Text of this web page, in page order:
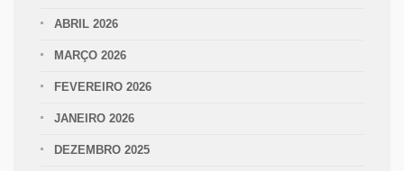
ABRIL 2026
MARÇO 2026
FEVEREIRO 2026
JANEIRO 2026
DEZEMBRO 2025